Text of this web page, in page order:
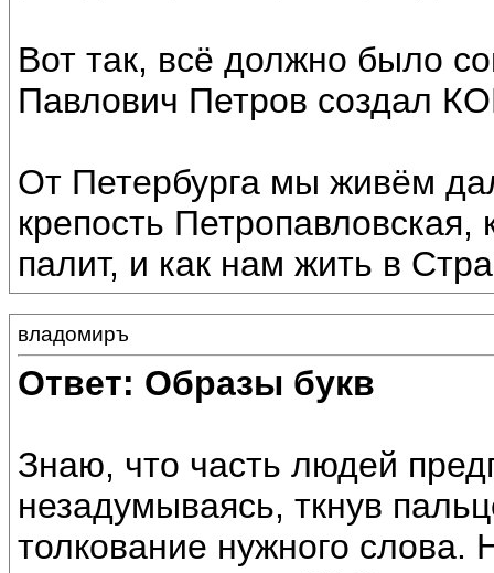
Вот так, всё должно было
Павлович Петров создал
От Петербурга мы живём
крепость
палит, и как нам жить в
владомиръ
Ответ: Образы букв
Знаю, что часть людей
незадумываясь, ткнув
толкование нужного